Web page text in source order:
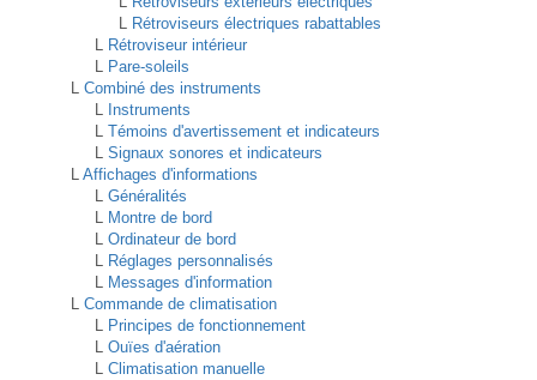
L Rétroviseurs électriques rabattables
L Rétroviseur intérieur
L Pare-soleils
L Combiné des instruments
L Instruments
L Témoins d'avertissement et indicateurs
L Signaux sonores et indicateurs
L Affichages d'informations
L Généralités
L Montre de bord
L Ordinateur de bord
L Réglages personnalisés
L Messages d'information
L Commande de climatisation
L Principes de fonctionnement
L Ouïes d'aération
L Climatisation manuelle